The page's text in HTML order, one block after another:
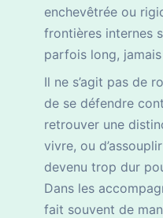
enchevêtrée ou
frontières internes
parfois long,
Il ne s’agit pas de
de se défendre
retrouver une
vivre, ou
devenu trop dur
Dans les
fait souvent de